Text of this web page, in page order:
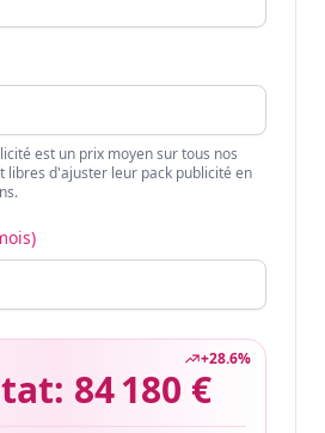
est un prix moyen sur tous nos
libres d'ajuster leur pack publicité en
+28.6%
84 180 €